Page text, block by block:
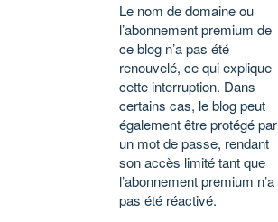
Le nom de domaine ou
l’abonnement premium de
ce blog n’a pas été
renouvelé, ce qui explique
cette interruption. Dans
certains cas, le blog peut
également être protégé par
un mot de passe, rendant
son accès limité tant que
l’abonnement premium n’a
pas été réactivé.